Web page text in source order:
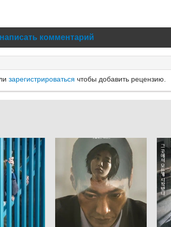
написать комментарий
зарегистрироваться чтобы добавить рецензию.